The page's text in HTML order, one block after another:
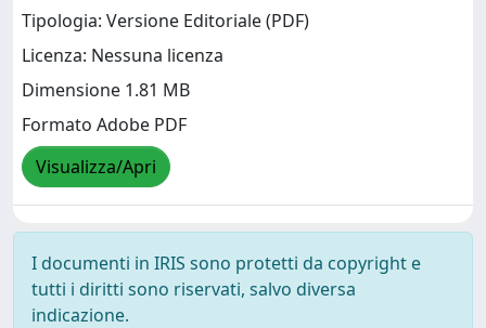
Tipologia: Versione Editoriale (PDF)
Licenza: Nessuna licenza
Dimensione 1.81 MB
Formato Adobe PDF
Visualizza/Apri
I documenti in IRIS sono protetti da copyright e
tutti i diritti sono riservati, salvo diversa
indicazione.